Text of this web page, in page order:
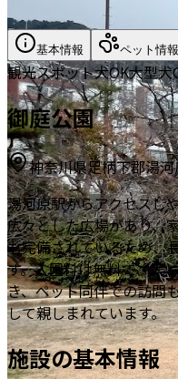
基本情報 ペット情報
観光スポット犬OK大型犬
御庭公園
神奈川県足柄下郡湯
湯河原駅からアクセスし
広々とした広場があり、
も完備されているため、
す。入園料は無料で、犬
き、ペット同伴での訪問
して親しまれています。
施設の基本情報